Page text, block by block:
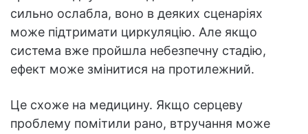
сильно ослабла, воно в деяких сценаріях
може підтримати циркуляцію. Але якщо
система вже пройшла небезпечну стадію,
ефект може змінитися на протилежний.
Це схоже на медицину. Якщо серцеву
проблему помітили рано, втручання може